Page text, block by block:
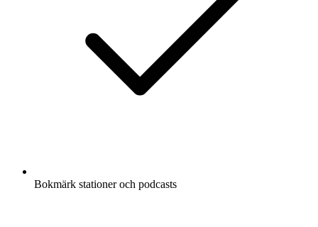
Bokmärk stationer och podcasts